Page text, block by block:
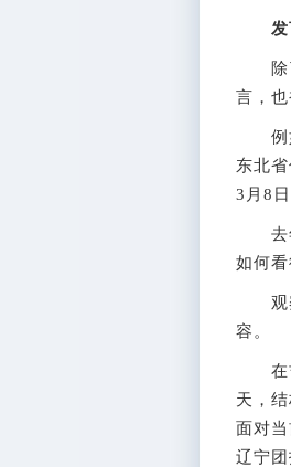
发
除了
言，也
例如
东北
3月8
去年
如何
观察
容。
在吉
天，
面对
辽宁